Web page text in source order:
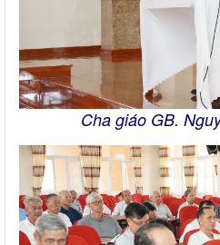
Cha giáo GB.